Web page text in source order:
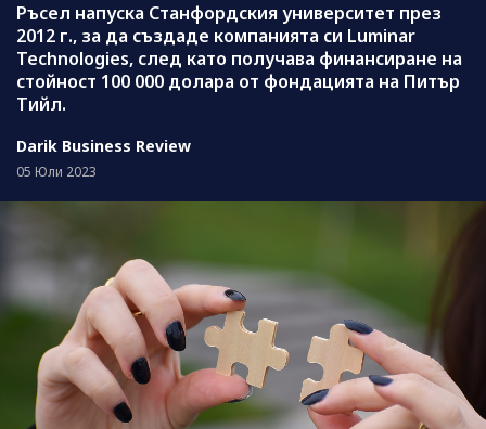
Ръсел напуска Станфордския университет през
2012 г., за да създаде компанията си Luminar
Technologies, след като получава финансиране на
стойност 100 000 долара от фондацията на Питър
Тийл.
Darik Business Review
05 Юли 2023